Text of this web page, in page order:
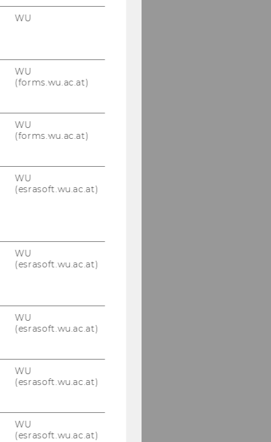
WU
WU
(forms.wu.ac.at)
WU
(forms.wu.ac.at)
WU
(esrasoft.wu.ac.at)
WU
(esrasoft.wu.ac.at)
WU
(esrasoft.wu.ac.at)
WU
(esrasoft.wu.ac.at)
WU
(esrasoft.wu.ac.at)